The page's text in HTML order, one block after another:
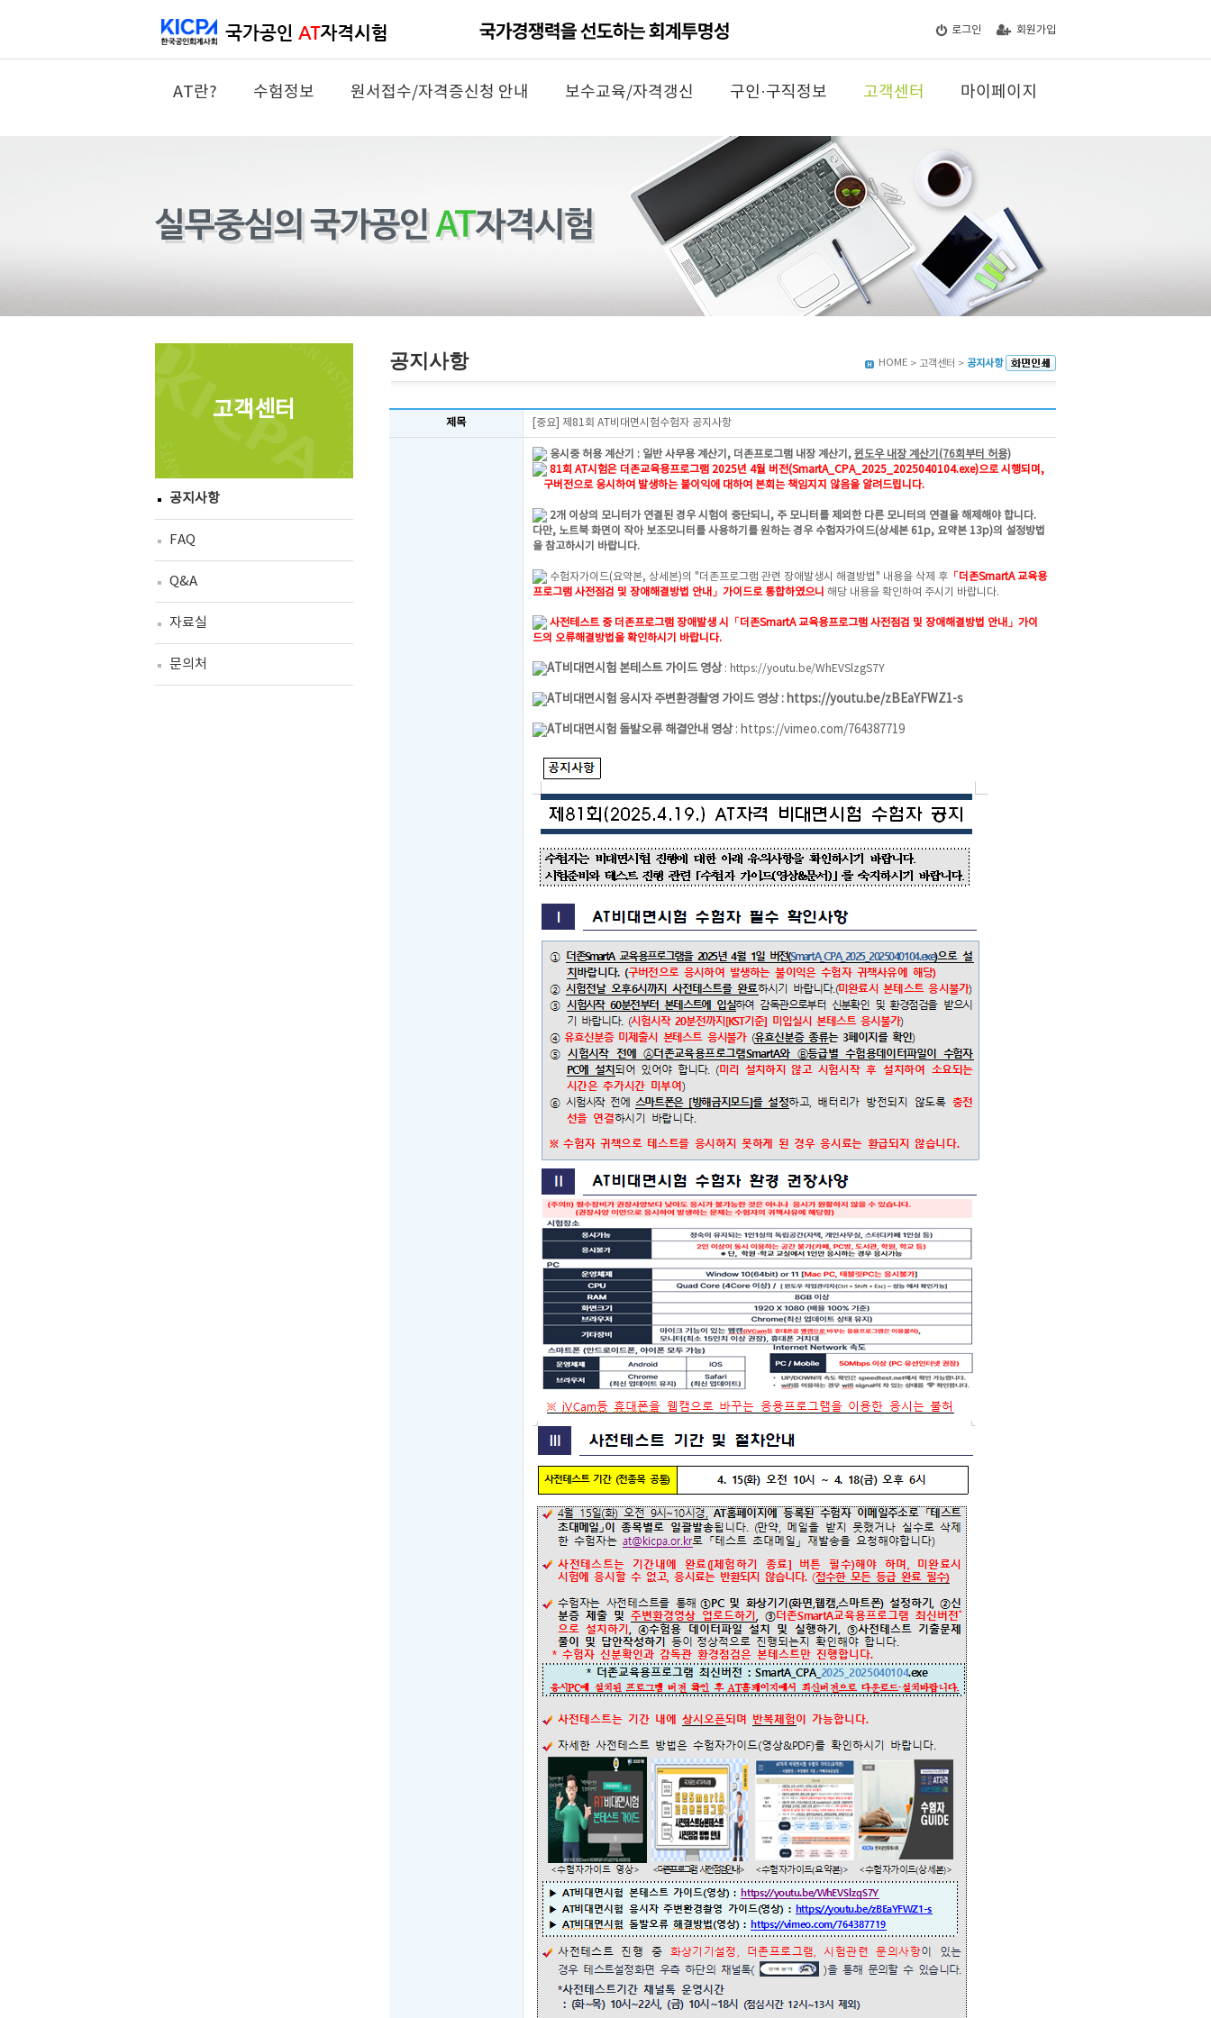
로그인 회원가입
AT란? 수험정보 원서접수/자격증신청 안내 보수교육/자격갱신 구인·구직정보 고객센터 마이페이지
고객센터
공지사항
FAQ
Q&A
자료실
문의처
공지사항 HOME > 고객센터 > 공지사항
제목 [중요] 제81회 AT비대면시험수험자 공지사항
응시중 허용 계산기 : 일반 사무용 계산기, 더존프로그램 내장 계산기, 윈도우 내장 계산기(76회부터 허용)
81회 AT시험은 더존교육용프로그램 2025년 4월 버전(SmartA_CPA_2025_ 2025040104.exe)으로 시행되며,
구버전으로 응시하여 발생하는 불이익에 대하여 본회는 책임지지 않음을 알려드립니다.
2개 이상의 모니터가 연결된 경우 시험이 중단되니, 주 모니터를 제외한 다른 모니터의 연결을 해제해야 합니다.
다만, 노트북 화면이 작아 보조모니터를 사용하기를 원하는 경우 수험자가이드(상세본 61p, 요약본 13p)의 설정방법
을 참고하시기 바랍니다.
수험자가이드(요약본, 상세본)의 "더존프로그램 관련 장애발생시 해결방법" 내용을 삭제 후 「더존SmartA 교육용
프로그램 사전점검 및 장애해결방법 안내」가이드로 통합하였으니 해당 내용을 확인하여 주시기 바랍니다.
사전테스트 중 더존프로그램 장애발생 시
「더존SmartA 교육용프로그램 사전점검 및 장애해결방법 안내」가이
드의 오류해결방법을 확인하시기 바랍니다.
AT비대면시험 본테스트 가이드 영상 : https://youtu.be/WhEVSlzgS7Y
AT비대면시험 응시자 주변환경촬영 가이드 영상 : https://youtu.be/zBEaYFWZ1-s
AT비대면시험 돌발오류 해결안내 영상: https://vimeo.com/764387719